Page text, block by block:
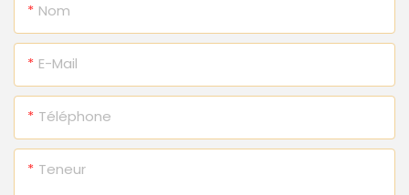
Nom
E-Mail
Téléphone
Teneur